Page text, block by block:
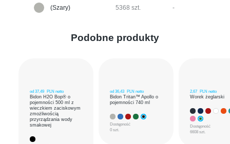
(Szary) 5368 szt. -
Podobne produkty
od 37,49 PLN netto
Bidon H2O Bop® o
pojemności 500 ml z
wieczkiem zaciskowym
zmożliwością
przyrządzania wody
smakowej
od 36,43 PLN netto
Bidon Tritan™ Apollo o
pojemności 740 ml
Dostępność
0 szt.
2,67 PLN netto
Worek żeglarski
Dostępność
6608 szt.